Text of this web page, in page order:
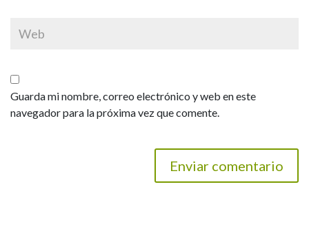
Guarda mi nombre, correo electrónico y web en este
navegador para la próxima vez que comente.